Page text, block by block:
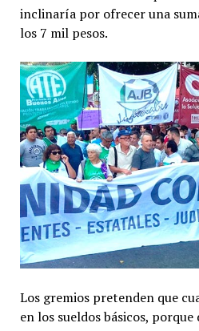
inclinaría por ofrecer una
los 7 mil pesos.
Los gremios pretenden que
en los sueldos básicos,